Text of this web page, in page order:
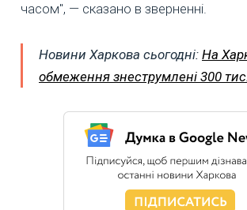
часом", — сказано в зверненні.
Новини Харкова сьогодні: На
обмеження знеструмлені 300